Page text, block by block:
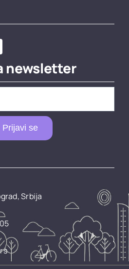
newsletter
Prijavi se
Srbija